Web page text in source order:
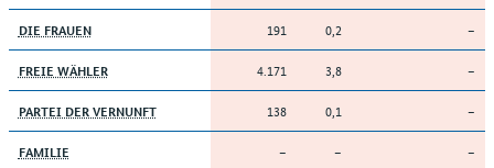
DIE FRAUEN 191 0,2 –
FREIE WÄHLER 4.171 3,8 –
PARTEI DER VERNUNFT 138 0,1 –
FAMILIE – – –